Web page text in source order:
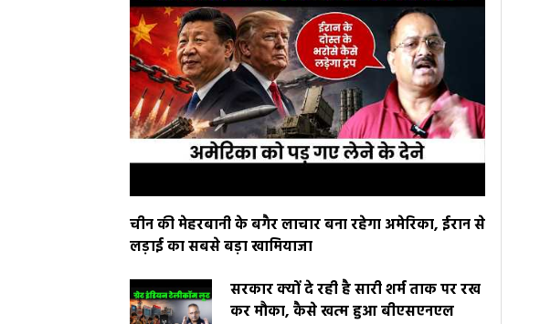
चीन की मेहरबानी के बगैर लाचार बना रहेगा अमेरिका, ईरान से
लड़ाई का सबसे बड़ा खामियाजा
सरकार क्यों दे रही है सारी शर्म ताक पर रख
कर मौका, कैसे खत्म हुआ बीएसएनएल